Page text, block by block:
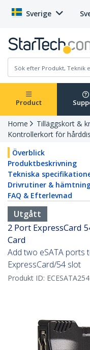
Sverige
Product
Home
Tilläggskort &
Kontrollerkort för
Överblick
Produktbeskrivning
Tekniska
Drivrutiner &
FAQ & Efterlevnad
Utgått
2 Port ExpressCard
Card
Add two eSATA ports
ExpressCard/54 slot
Produkt ID: ECESATA254